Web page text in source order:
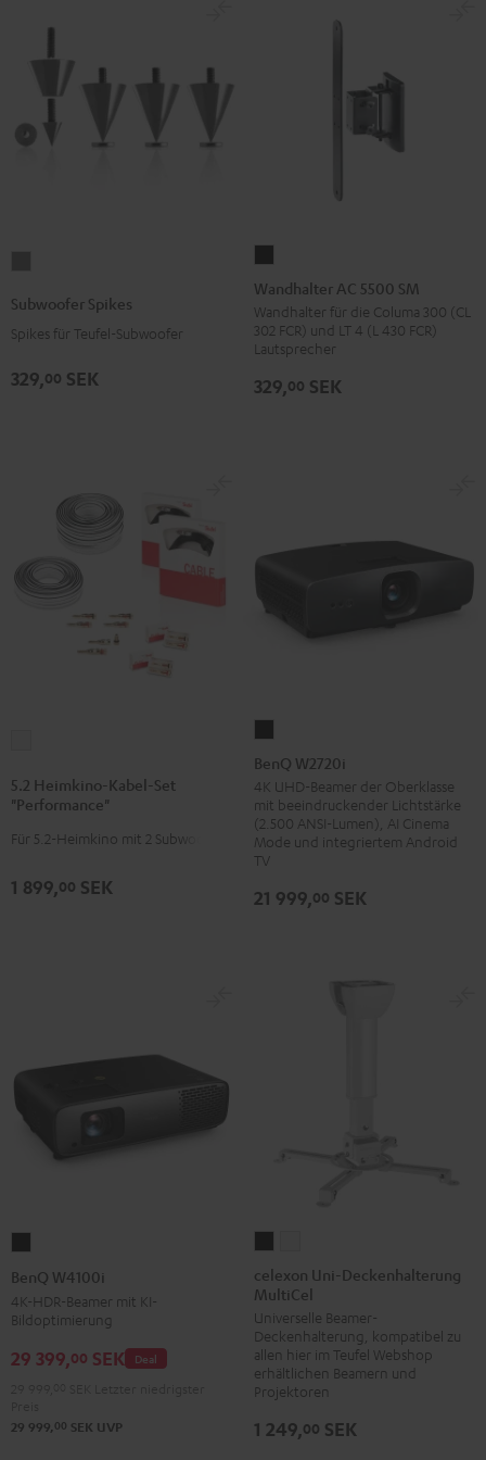
Titan
Subwoofer Spikes
Spikes für Teufel-Subwoofer
329,00 SEK
AC
5500
SM
Schwarz
Wandhalter AC 5500 SM
Wandhalter für die Columa 300 (CL
302 FCR) und LT 4 (L 430 FCR)
Lautsprecher
329,00 SEK
Kabel-
"Performance"
5.2 Heimkino-Kabel-Set
"Performance"
Für 5.2-Heimkino mit 2 Subwoofern
1 899,00 SEK
W2720i
Schwarz
BenQ W2720i
4K UHD-Beamer der Oberklasse
mit beeindruckender Lichtstärke
(2.500 ANSI-Lumen), AI Cinema
Mode und integriertem Android
TV
21 999,00 SEK
W4100i
Schwarz
BenQ W4100i
4K-HDR-Beamer mit KI-
Bildoptimierung
Deal
29 399,00 SEK
29 999, 00 SEK UVP
Deckenhalterung
MultiCel
Schwarz
Uni-
Deckenhalterung
MultiCel
Weiß
celexon Uni-Deckenhalterung
MultiCel
Universelle Beamer-
Deckenhalterung, kompatibel zu
allen hier im Teufel Webshop
erhältlichen Beamern und
Projektoren
1 249,00 SEK